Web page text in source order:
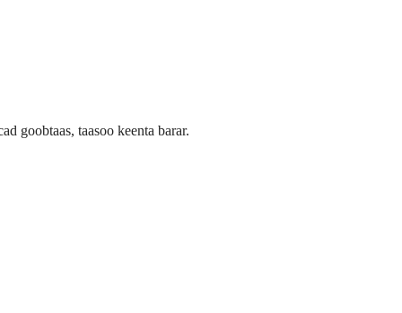
goobtaas, taasoo keenta barar.